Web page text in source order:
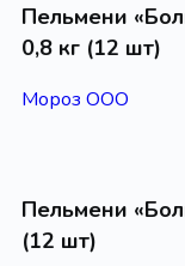
Пельмени
0,8 кг (12 шт)
Мороз ООО
Пельмени
(12 шт)